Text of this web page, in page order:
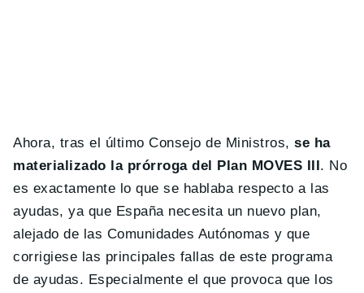
Ahora, tras el último Consejo de Ministros,se ha
materializado la prórroga del Plan MOVES III . No
es exactamente lo que se hablaba respecto a las
ayudas, ya que España necesita un nuevo plan,
alejado de las Comunidades Autónomas y que
corrigiese las principales fallas de este programa
de ayudas. Especialmente el que provoca que los